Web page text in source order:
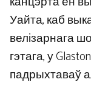
Уайта, каб
велізарнага
гэтага, у
падрыхтаваў